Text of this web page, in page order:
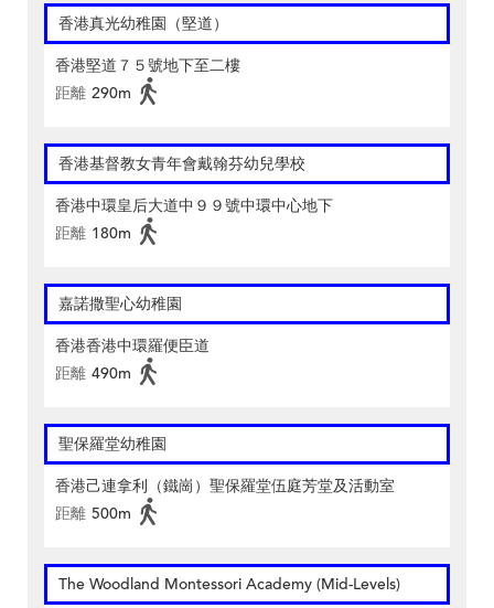
香港真光幼稚園（堅道）
香港堅道７５號地下至二樓
距離 290m
香港基督教女青年會戴翰芬幼兒學校
香港中環皇后大道中９９號中環中心地下
距離 180m
嘉諾撒聖心幼稚園
香港香港中環羅便臣道
距離 490m
聖保羅堂幼稚園
香港己連拿利（鐵崗）聖保羅堂伍庭芳堂及活動室
距離 500m
The Woodland Montessori Academy (Mid-Levels)